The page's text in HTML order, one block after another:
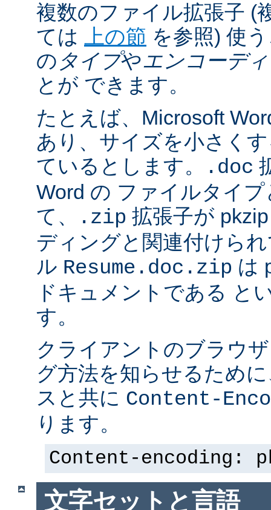
複数のファイル拡張子 (
ては
上の節 を参照) 使
の タイプやエンコーデ
とが できます。
たとえば、Microsoft
あり、サイズを小さく
ているとします。
.doc
Word の ファイルタイ
て、
.zip 拡張子が
ディングと関連付けら
ル Resume.doc.zip は
ドキュメントである と
す。
クライアントのブラウ
グ方法を知らせるため
スと共に Content-
ります。
Content-encoding:
文字セットと言語